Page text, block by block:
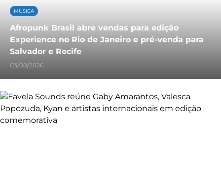
MÚSICA
Afropunk Brasil abre vendas para edição
Experience no Rio de Janeiro e pré-venda para
Salvador e Recife
03/08/2026